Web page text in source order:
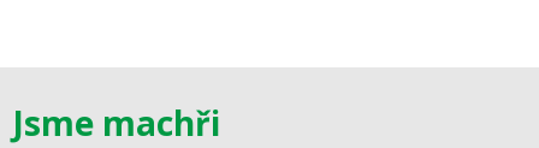
Jsme machři